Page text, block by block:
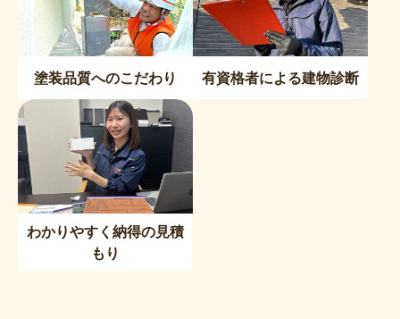
塗装品質へのこだわり 有資格者による建物診断
わかりやすく納得の見積
もり